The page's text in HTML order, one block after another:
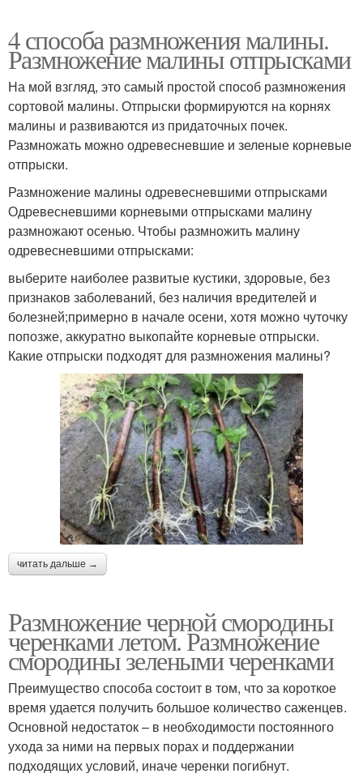
4 способа размножения малины.
Размножение малины отпрысками
На мой взгляд, это самый простой способ размножения
сортовой малины. Отпрыски формируются на корнях
малины и развиваются из придаточных почек.
Размножать можно одревесневшие и зеленые корневые
отпрыски.
Размножение малины одревесневшими отпрысками
Одревесневшими корневыми отпрысками малину
размножают осенью. Чтобы размножить малину
одревесневшими отпрысками:
выберите наиболее развитые кустики, здоровые, без
признаков заболеваний, без наличия вредителей и
болезней;примерно в начале осени, хотя можно чуточку
попозже, аккуратно выкопайте корневые отпрыски.
Какие отпрыски подходят для размножения малины?
читать дальше →
Размножение черной смородины
черенками летом. Размножение
смородины зелеными черенками
Преимущество способа состоит в том, что за короткое
время удается получить большое количество саженцев.
Основной недостаток – в необходимости постоянного
ухода за ними на первых порах и поддержании
подходящих условий, иначе черенки погибнут.